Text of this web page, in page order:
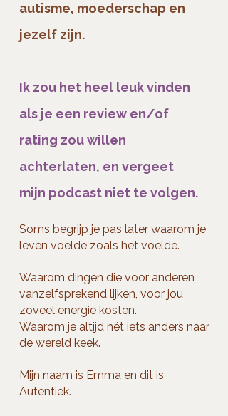
autisme, moederschap en
jezelf zijn.
Ik zou het heel leuk vinden
als je een review en/of
rating zou willen
achterlaten, en vergeet
mijn podcast niet te volgen.
Soms begrijp je pas later waarom je
leven voelde zoals het voelde.
Waarom dingen die voor anderen
vanzelfsprekend lijken, voor jou
zoveel energie kosten.
Waarom je altijd nét iets anders naar
de wereld keek.
Mijn naam is Emma en dit is
Autentiek.